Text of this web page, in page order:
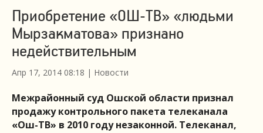
Приобретение «ОШ-ТВ» «людьми
Мырзакматова» признано
недействительным
Апр 17, 2014 08:18 | Новости
Межрайонный суд Ошской области признал
продажу контрольного пакета телеканала
«Ош-ТВ» в 2010 году незаконной. Телеканал,